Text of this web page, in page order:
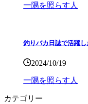
一隅を照らす人
釣りバカ日誌で活躍
2024/10/19
一隅を照らす人
カテゴリー